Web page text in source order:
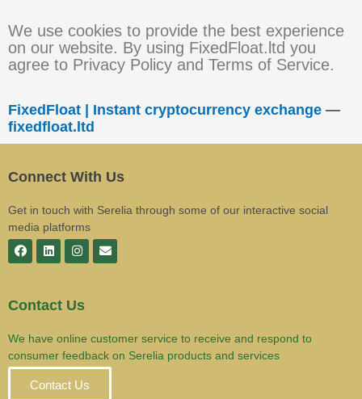
We use cookies to provide the best experience
on our website. By using FixedFloat.ltd you
agree to Privacy Policy and Terms of Service.
FixedFloat | Instant cryptocurrency exchange —
fixedfloat.ltd
Connect With Us
Get in touch with Serelia through some of our interactive social
media platforms
Contact Us
We have online customer service to receive and respond to
consumer feedback on Serelia products and services
Contact Us